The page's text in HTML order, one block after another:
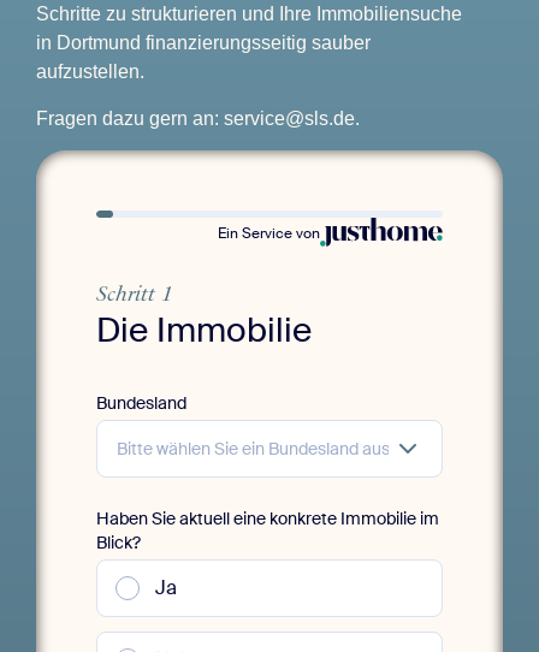
Schritte zu strukturieren und Ihre Immobiliensuche
in Dortmund finanzierungsseitig sauber
aufzustellen.
Fragen dazu gern an: service@sls.de.